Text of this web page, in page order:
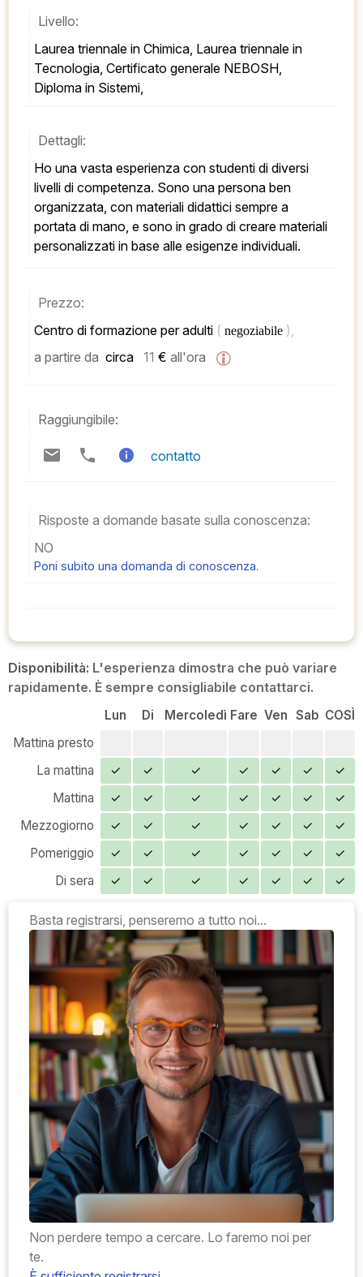
Livello:
Laurea triennale in Chimica, Laurea triennale in
Tecnologia, Certificato generale NEBOSH,
Diploma in Sistemi,
Dettagli:
Ho una vasta esperienza con studenti di diversi
livelli di competenza. Sono una persona ben
organizzata, con materiali didattici sempre a
portata di mano, e sono in grado di creare materiali
personalizzati in base alle esigenze individuali.
Prezzo:
Centro di formazione per adulti ( negoziabile ),
a partire da circa 11 € all'ora
Raggiungibile:
contatto
Risposte a domande basate sulla conoscenza:
NO
Poni subito una domanda di conoscenza.
Disponibilità: L'esperienza dimostra che può variare
rapidamente. È sempre consigliabile contattarci.
Lun Di Mercoledì Fare Ven Sab COSÌ
Mattina presto
La mattina
✓ ✓ ✓ ✓ ✓ ✓
✓
Mattina
✓ ✓ ✓ ✓ ✓ ✓
✓
Mezzogiorno
✓ ✓ ✓ ✓ ✓ ✓
✓
Pomeriggio
✓ ✓ ✓ ✓ ✓ ✓
✓
Di sera
✓ ✓ ✓ ✓ ✓ ✓ ✓
Basta registrarsi, penseremo a tutto noi...
Non perdere tempo a cercare. Lo faremo noi per
te.